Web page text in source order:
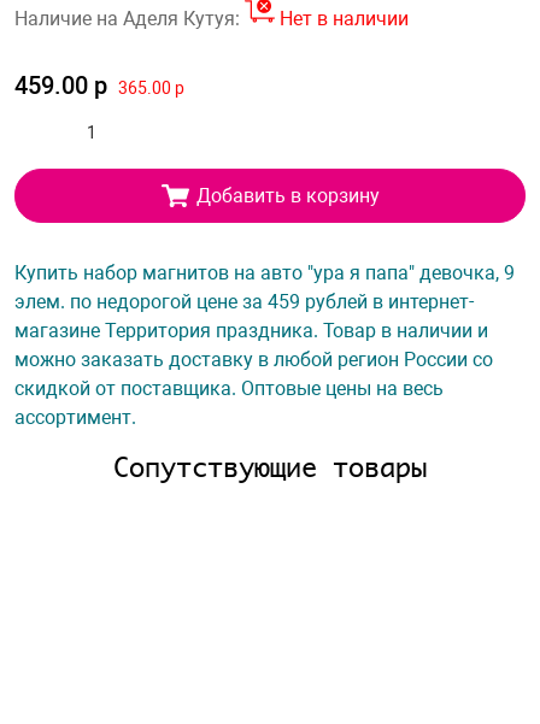
Наличие на Аделя Кутуя:
Нет в наличии
459.00 р 365.00 р
Добавить в корзину
Купить набор магнитов на авто "ура я папа" девочка, 9
элем. по недорогой цене за 459 рублей в интернет-
магазине Территория праздника. Товар в наличии и
можно заказать доставку в любой регион России со
скидкой от поставщика. Оптовые цены на весь
ассортимент.
Сопутствующие товары